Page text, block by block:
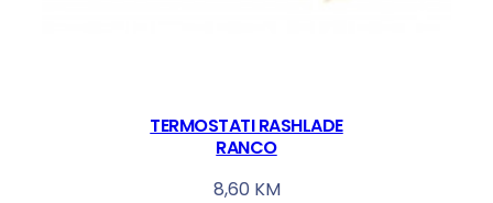
TERMOSTATI RASHLADE
RANCO
8,60 KM